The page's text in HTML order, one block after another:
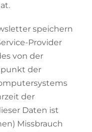
speichern
Provider
von der
der
der
Daten ist
Missbrauch